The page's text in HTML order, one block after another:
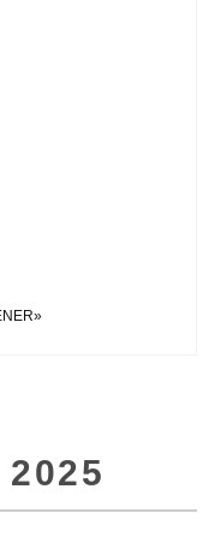
2025